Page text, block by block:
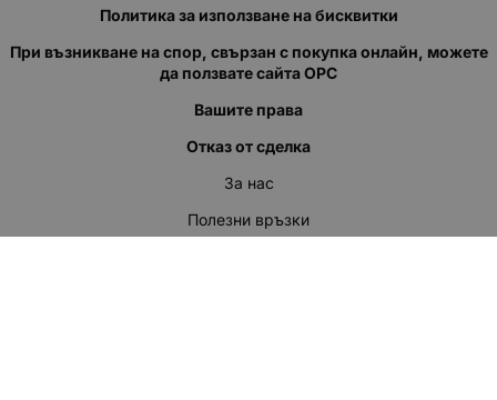
Политика за използване на бисквитки
При възникване на спор, свързан с покупка онлайн, можете
да ползвате сайта ОРС
Вашите права
Отказ от сделка
За нас
Полезни връзки